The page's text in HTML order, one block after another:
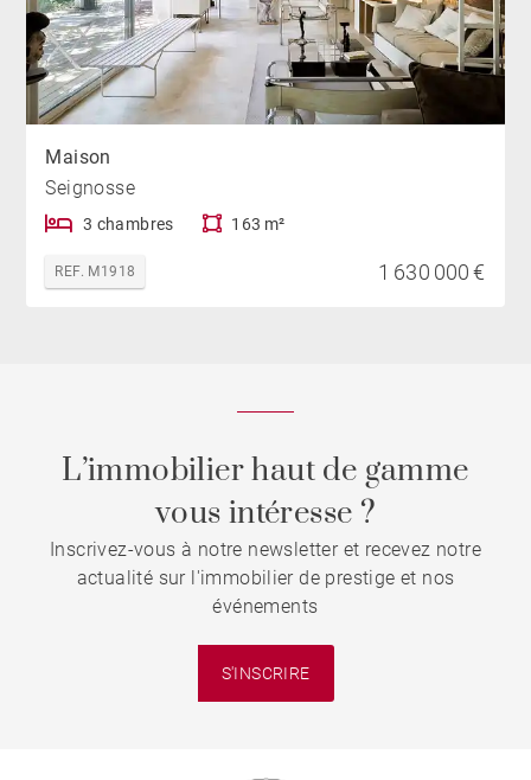
Maison
Seignosse
3 chambres 163 m²
REF. M1918 1 630 000 €
L’immobilier haut de gamme
vous intéresse ?
Inscrivez-vous à notre newsletter et recevez notre
actualité sur l'immobilier de prestige et nos
événements
S'INSCRIRE